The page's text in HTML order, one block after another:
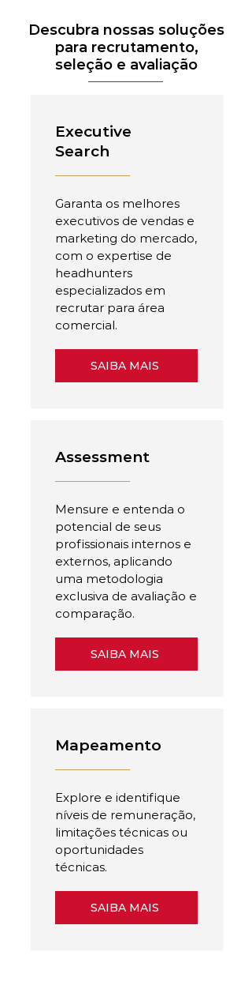
Descubra nossas soluções
para recrutamento,
seleção e avaliação
Executive
Search
Garanta os melhores
executivos de vendas e
marketing do mercado,
com o expertise de
headhunters
especializados em
recrutar para área
comercial.
SAIBA MAIS
Assessment
Mensure e entenda o
potencial de seus
profissionais internos e
externos, aplicando
uma metodologia
exclusiva de avaliação e
comparação.
SAIBA MAIS
Mapeamento
Explore e identifique
níveis de remuneração,
limitações técnicas ou
oportunidades
técnicas.
SAIBA MAIS